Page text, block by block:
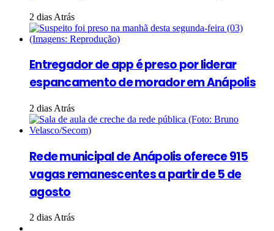
2 dias Atrás
Entregador de app é preso por liderar
espancamento de morador em Anápolis
2 dias Atrás
Rede municipal de Anápolis oferece 915
vagas remanescentes a partir de 5 de
agosto
2 dias Atrás